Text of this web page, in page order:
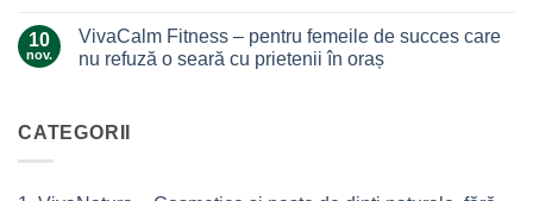
argilă
Himalayana
Ingredientul
10
nov.
VivaCalm Fitness – pentru femeile de succes care
nu refuză o seară cu prietenii în oraș
VivaCalm
Fitness
CATEGORII